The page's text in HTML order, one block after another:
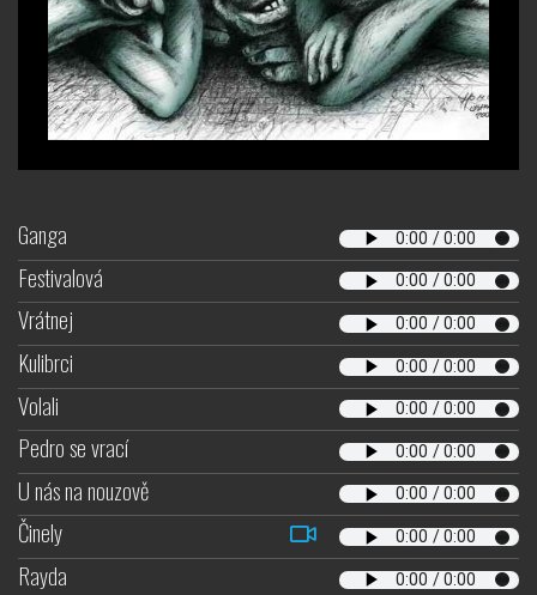
Ganga
Festivalová
Vrátnej
Kulibrci
Volali
Pedro se vrací
U nás na nouzově
Činely
Rayda